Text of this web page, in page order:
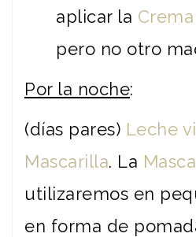
aplicar la
pero no otro
Por la noche:
(días pares) Leche
Mascarilla. La
utilizaremos en
en forma de